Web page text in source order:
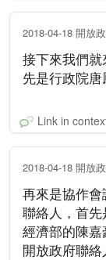
2018-04-18 開放
接下來我們
先是行政院唐
Link in
2018-04-18 開放
再來是協作
聯絡人，首
經濟部的陳
開放政府聯絡